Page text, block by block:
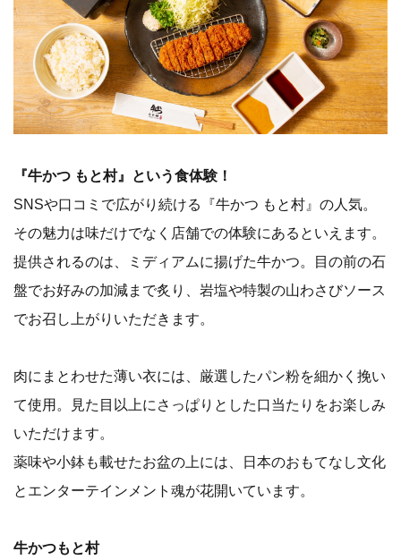
『牛かつ もと村』という食体験！
SNSや口コミで広がり続ける『牛かつ もと村』の人気。
その魅力は味だけでなく店舗での体験にあるといえます。
提供されるのは、ミディアムに揚げた牛かつ。目の前の石
盤でお好みの加減まで炙り、岩塩や特製の山わさびソース
でお召し上がりいただきます。
肉にまとわせた薄い衣には、厳選したパン粉を細かく挽い
て使用。見た目以上にさっぱりとした口当たりをお楽しみ
いただけます。
薬味や小鉢も載せたお盆の上には、日本のおもてなし文化
とエンターテインメント魂が花開いています。
牛かつもと村